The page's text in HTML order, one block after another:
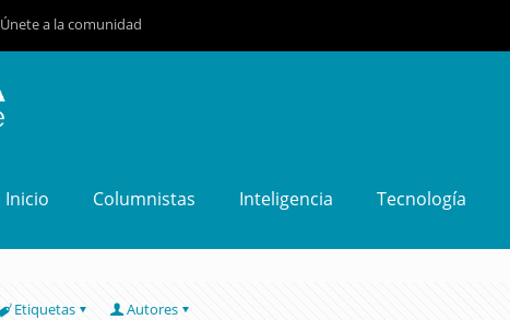
Únete a la comunidad
Inicio Columnistas Inteligencia Tecnología
Etiquetas Autores